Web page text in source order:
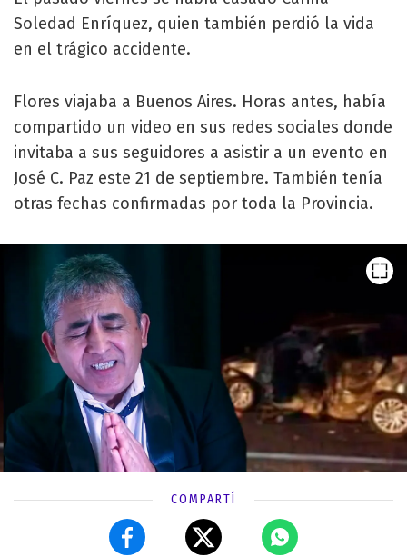
Soledad Enríquez, quien también perdió la vida
en el trágico accidente.
Flores viajaba a Buenos Aires. Horas antes, había
compartido un video en sus redes sociales donde
invitaba a sus seguidores a asistir a un evento en
José C. Paz este 21 de septiembre. También tenía
otras fechas confirmadas por toda la Provincia.
COMPARTÍ